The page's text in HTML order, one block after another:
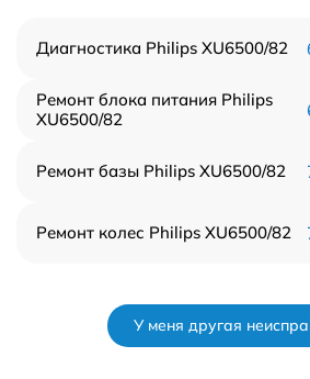
Диагностика Philips XU6500/82
Ремонт блока питания Philips
XU6500/82
Ремонт базы Philips XU6500/82
Ремонт колес Philips XU6500/82
У меня другая